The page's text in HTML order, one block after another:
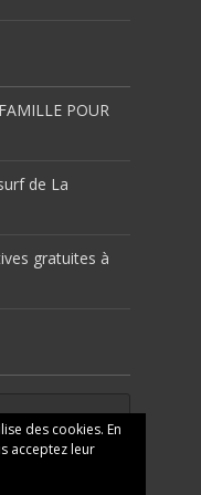
POUR
de La
gratuites à
des cookies. En
acceptez leur